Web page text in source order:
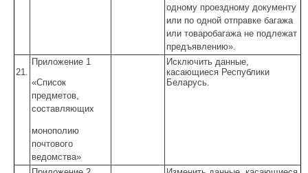
одному проездному документу
или по одной отправке багажа
или товаробагажа не подлежат
предъявлению».
21.
Приложение 1
«Список
предметов,
составляющих
монополию
почтового
ведомства»
Исключить данные,
касающиеся Республики
Беларусь.